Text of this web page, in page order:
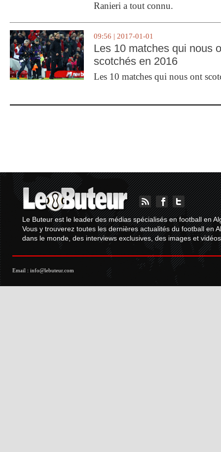
Ranieri a tout connu.
09:56 | 2017-01-01
Les 10 matches qui nous
scotchés en 2016
Les 10 matches qui nous ont
Le Buteur est le leader des médias spécialisés en football en
Vous y trouverez toutes les dernières actualités du football en
dans le monde, des interviews exclusives, des images et
Email : info@lebuteur.com